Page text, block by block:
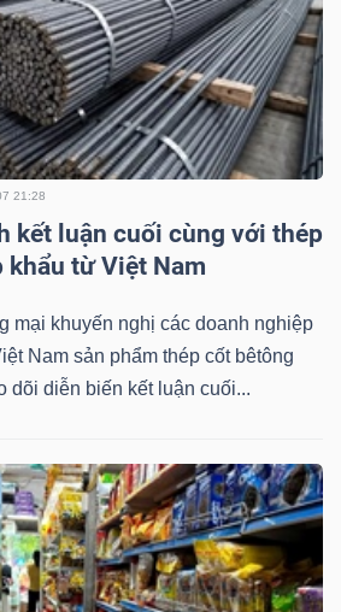
21:28
kết luận cuối cùng với thép
từ Việt Nam
mại khuyến nghị các doanh nghiệp
Nam sản phẩm thép cốt bêtông
dõi diễn biến kết luận cuối...